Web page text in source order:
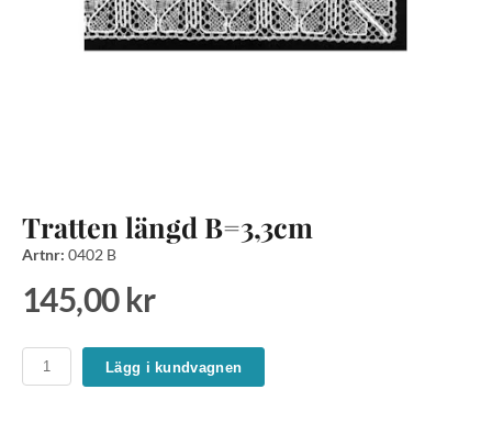
Tratten längd B=3,3cm
Artnr: 0402 B
145,00 kr
Lägg i kundvagnen